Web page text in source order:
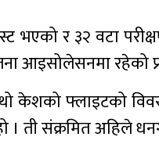
भएको र ३२ वटा
आइसोलेसनमा रहेको
केशको फ्लाइटको
ती संक्रमित अहिले